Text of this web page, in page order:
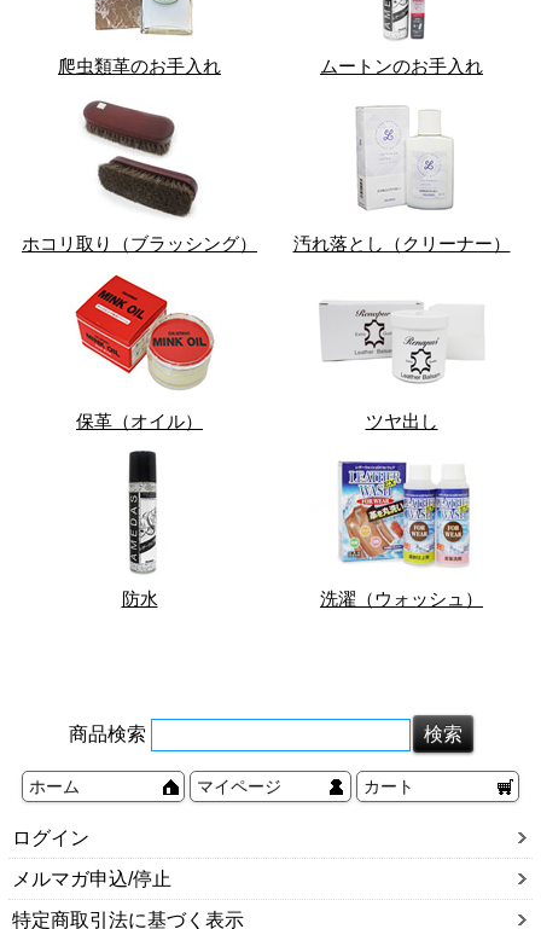
爬虫類革のお手入れ ムートンのお手入れ
ホコリ取り（ブラッシング） 汚れ落とし（クリーナー）
保革（オイル） ツヤ出し
防水 洗濯（ウォッシュ）
商品検索
ホーム マイページ カート
ログイン
メルマガ申込/停止
特定商取引法に基づく表示